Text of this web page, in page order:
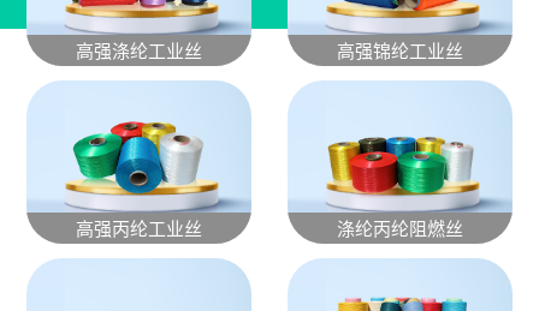
高强涤纶工业丝 高强锦纶工业丝
高强丙纶工业丝 涤纶丙纶阻燃丝